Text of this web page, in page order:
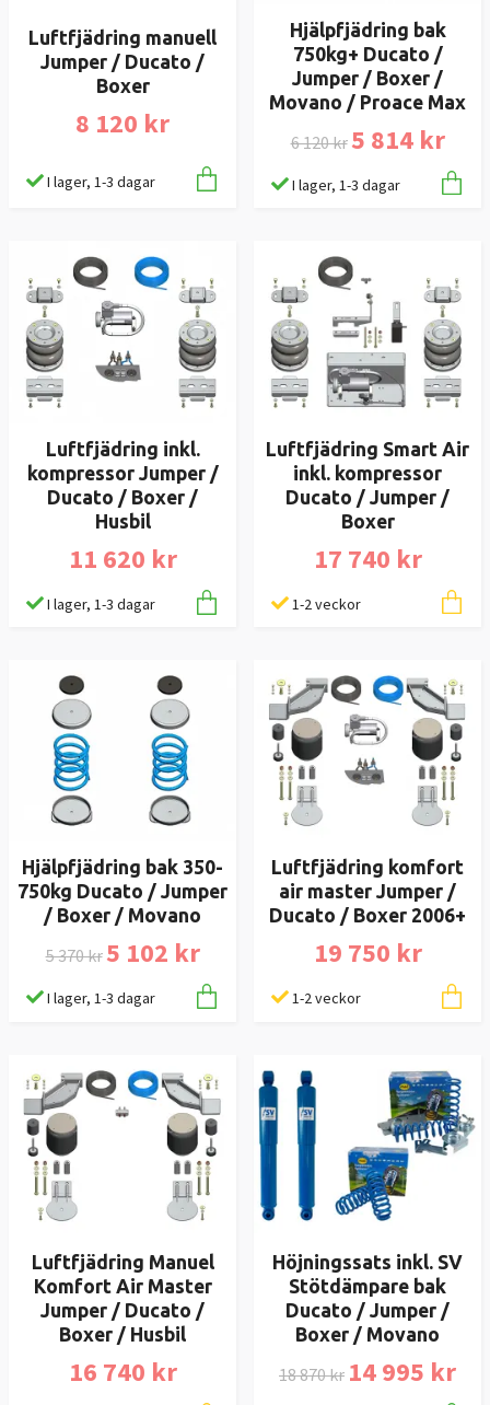
Luftfjädring manuell
Jumper / Ducato /
Boxer
8 120 kr
I lager, 1-3 dagar
Hjälpfjädring bak
750kg+ Ducato /
Jumper / Boxer /
Movano / Proace Max
6 120 kr 5 814 kr
I lager, 1-3 dagar
Luftfjädring inkl.
kompressor Jumper /
Ducato / Boxer /
Husbil
11 620 kr
I lager, 1-3 dagar
Luftfjädring Smart Air
inkl. kompressor
Ducato / Jumper /
Boxer
17 740 kr
1-2 veckor
Hjälpfjädring bak 350-
750kg Ducato / Jumper
/ Boxer / Movano
5 370 kr 5 102 kr
I lager, 1-3 dagar
Luftfjädring komfort
air master Jumper /
Ducato / Boxer 2006+
19 750 kr
1-2 veckor
Luftfjädring Manuel
Komfort Air Master
Jumper / Ducato /
Boxer / Husbil
16 740 kr
Höjningssats inkl. SV
Stötdämpare bak
Ducato / Jumper /
Boxer / Movano
18 870 kr 14 995 kr